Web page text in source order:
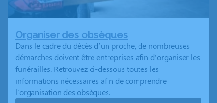
Organiser des obsèques
Dans le cadre du décès d’un proche, de nombreuses
démarches doivent être entreprises afin d’organiser les
funérailles. Retrouvez ci-dessous toutes les
informations nécessaires afin de comprendre
l'organisation des obsèques.